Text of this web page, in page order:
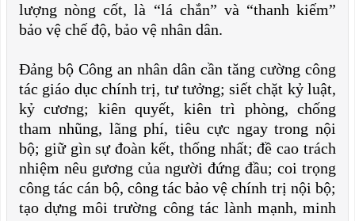
lượng nòng cốt, là “lá chắn” và “thanh kiếm”
bảo vệ chế độ, bảo vệ nhân dân.
Đảng bộ Công an nhân dân cần tăng cường công
tác giáo dục chính trị, tư tưởng; siết chặt kỷ luật,
kỷ cương; kiên quyết, kiên trì phòng, chống
tham nhũng, lãng phí, tiêu cực ngay trong nội
bộ; giữ gìn sự đoàn kết, thống nhất; đề cao trách
nhiệm nêu gương của người đứng đầu; coi trọng
công tác cán bộ, công tác bảo vệ chính trị nội bộ;
tạo dựng môi trường công tác lành mạnh, minh